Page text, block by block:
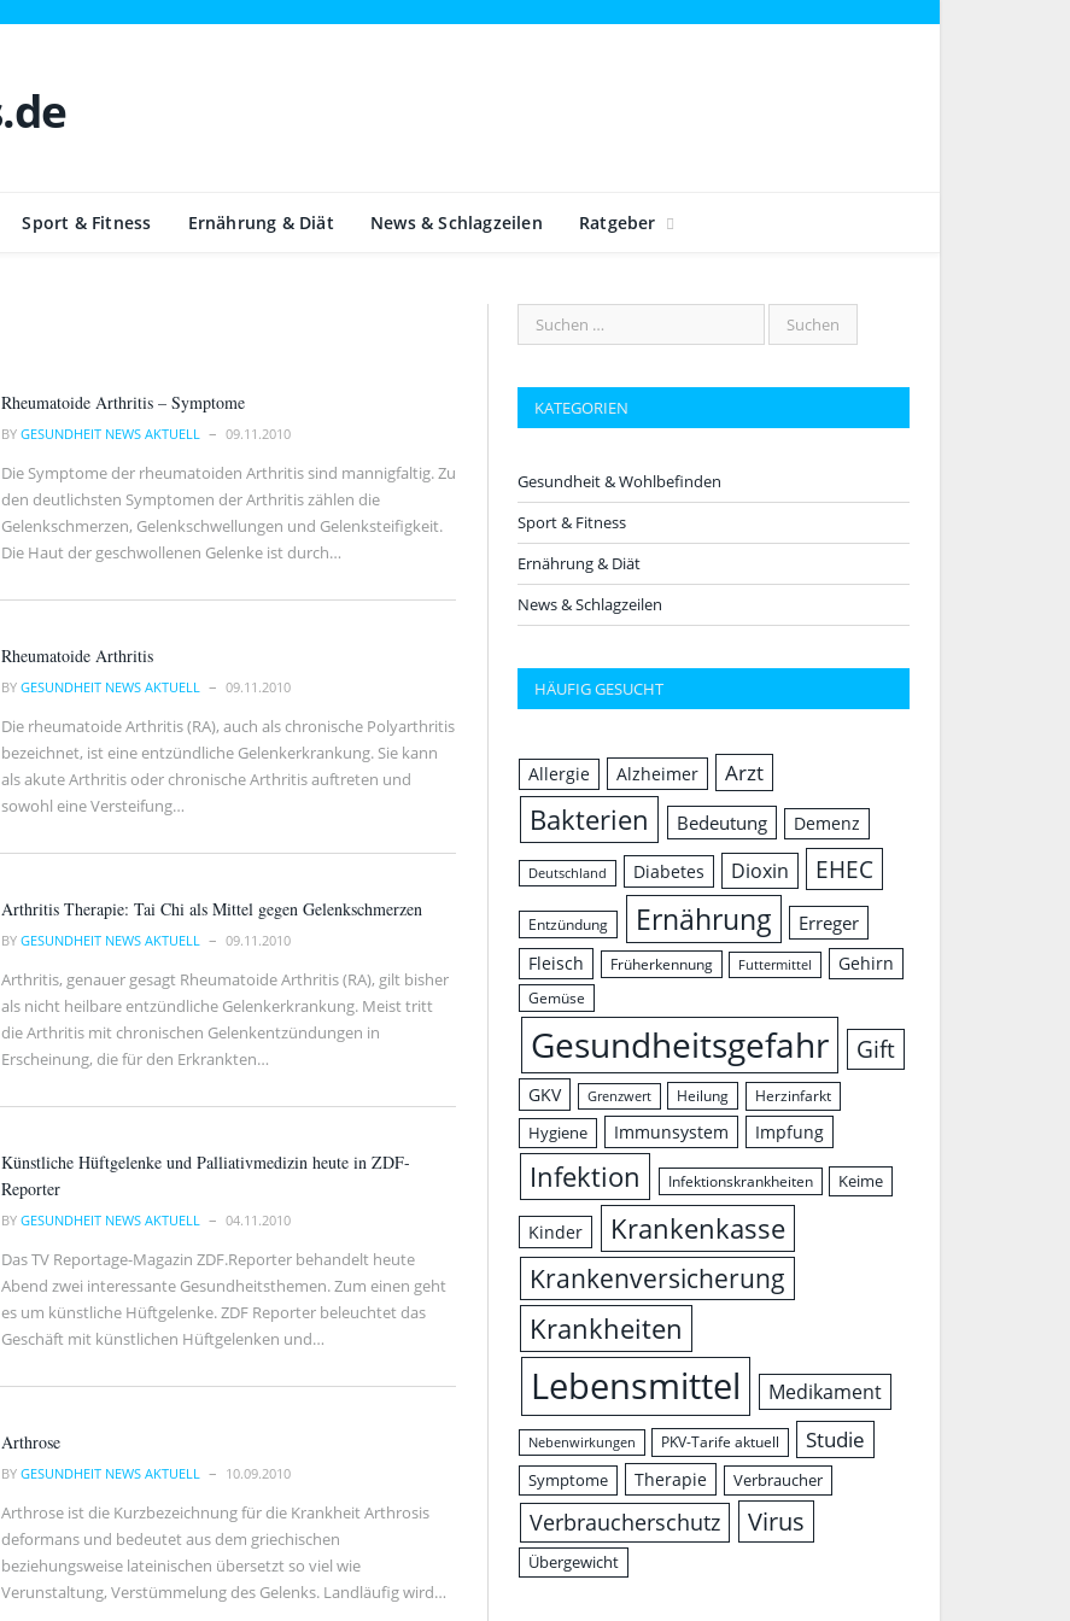
Sport & Fitness Ernährung & Diät News & Schlagzeilen Ratgeber
Rheumatoide Arthritis – Symptome
BY GESUNDHEIT NEWS AKTUELL 09.11.2010
Die Symptome der rheumatoiden Arthritis sind mannigfaltig. Zu
den deutlichsten Symptomen der Arthritis zählen die
Gelenkschmerzen, Gelenkschwellungen und Gelenksteifigkeit.
Die Haut der geschwollenen Gelenke ist durch…
Rheumatoide Arthritis
BY GESUNDHEIT NEWS AKTUELL 09.11.2010
Die rheumatoide Arthritis (RA), auch als chronische Polyarthritis
bezeichnet, ist eine entzündliche Gelenkerkrankung. Sie kann
als akute Arthritis oder chronische Arthritis auftreten und
sowohl eine Versteifung…
Arthritis Therapie: Tai Chi als Mittel gegen Gelenkschmerzen
BY GESUNDHEIT NEWS AKTUELL 09.11.2010
Arthritis, genauer gesagt Rheumatoide Arthritis (RA), gilt bisher
als nicht heilbare entzündliche Gelenkerkrankung. Meist tritt
die Arthritis mit chronischen Gelenkentzündungen in
Erscheinung, die für den Erkrankten…
Künstliche Hüftgelenke und Palliativmedizin heute in ZDF-
Reporter
BY GESUNDHEIT NEWS AKTUELL 04.11.2010
Das TV Reportage-Magazin ZDF.Reporter behandelt heute
Abend zwei interessante Gesundheitsthemen. Zum einen geht
es um künstliche Hüftgelenke. ZDF Reporter beleuchtet das
Geschäft mit künstlichen Hüftgelenken und…
Arthrose
BY GESUNDHEIT NEWS AKTUELL 10.09.2010
Arthrose ist die Kurzbezeichnung für die Krankheit Arthrosis
deformans und bedeutet aus dem griechischen
beziehungsweise lateinischen übersetzt so viel wie
Verunstaltung, Verstümmelung des Gelenks. Landläufig wird…
KATEGORIEN
Gesundheit & Wohlbefinden
Sport & Fitness
Ernährung & Diät
News & Schlagzeilen
HÄUFIG GESUCHT
Allergie Alzheimer Arzt
Bakterien Bedeutung Demenz
Deutschland Diabetes Dioxin EHEC
Entzündung Ernährung Erreger
Fleisch Früherkennung Futtermittel Gehirn
Gemüse
Gesundheitsgefahr Gift
GKV Grenzwert Heilung Herzinfarkt
Hygiene Immunsystem Impfung
Infektion Infektionskrankheiten Keime
Kinder Krankenkasse
Krankenversicherung
Krankheiten
Lebensmittel Medikament
Nebenwirkungen PKV-Tarife aktuell Studie
Symptome Therapie Verbraucher
Verbraucherschutz Virus
Übergewicht